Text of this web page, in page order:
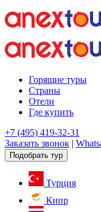
Горящие туры
Страны
Отели
Где купить
+7 (495) 419-32-31
Заказать звонок |
Подобрать тур
Турция
Кипр